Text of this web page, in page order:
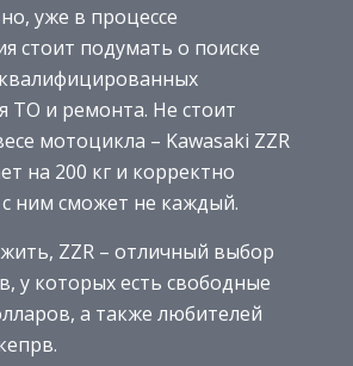
уже в процессе
стоит подумать о поиске
ТО и ремонта. Не стоит
мотоцикла – Kawasaki ZZR
на 200 кг и корректно
с ним сможет не каждый.
ZZR – отличный выбор
у которых есть свободные
а также любителей